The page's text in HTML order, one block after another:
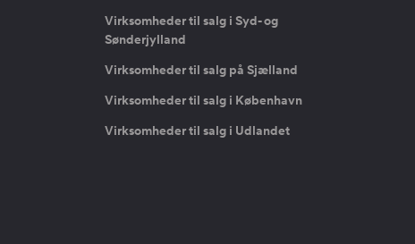
Virksomheder til salg i Syd- og
Sønderjylland
Virksomheder til salg på Sjælland
Virksomheder til salg i København
Virksomheder til salg i Udlandet